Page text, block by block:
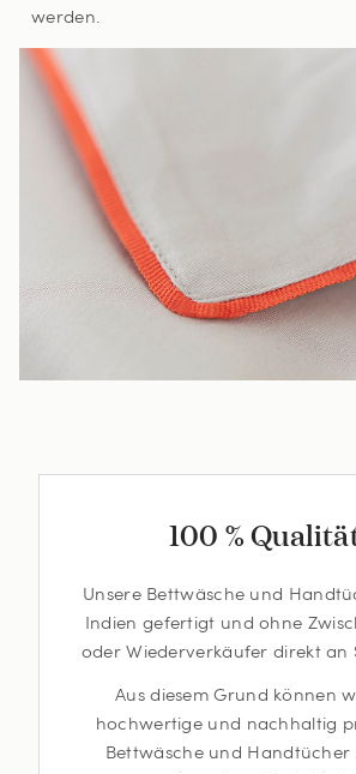
werden.
100 %
Unsere Bettwäsche und
Indien gefertigt und ohne
oder Wiederverkäufer direkt an
Aus diesem Grund können
hochwertige und nachhaltig
Bettwäsche und Handtücher